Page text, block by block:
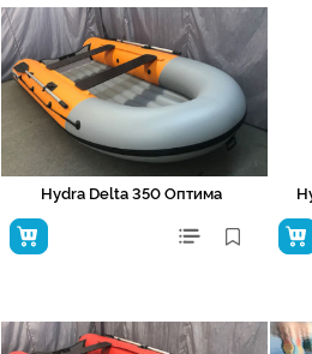
Hydra Delta 350 Оптима